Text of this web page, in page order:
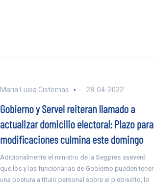
Maria Luisa Cisternas 28-04-2022
Gobierno y Servel reiteran llamado a
actualizar domicilio electoral: Plazo para
modificaciones culmina este domingo
Adicionalmente el ministro de la Segpres aseveró
que los y las funcionarias de Gobierno pueden tener
una postura a título personal sobre el plebiscito, lo